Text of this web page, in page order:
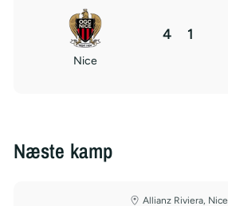
Nice
4 1
Næste kamp
Allianz Riviera, Nice